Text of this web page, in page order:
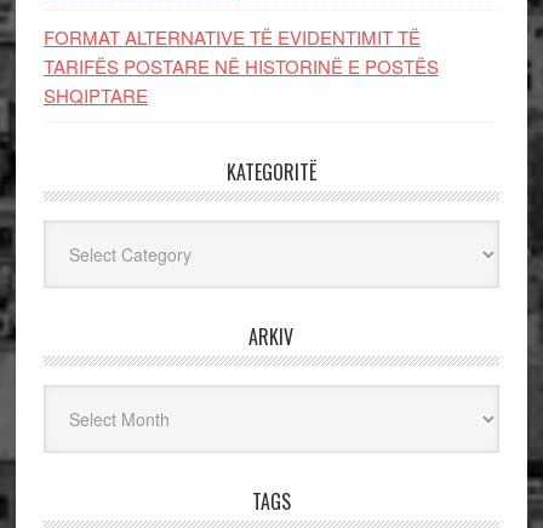
FORMAT ALTERNATIVE TË EVIDENTIMIT TË
TARIFËS POSTARE NË HISTORINË E POSTËS
SHQIPTARE
KATEGORITË
ARKIV
TAGS